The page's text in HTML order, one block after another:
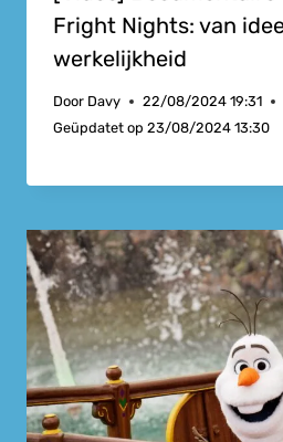
Fright Nights: van
werkelijkheid
Door Davy
22/08/2024 19:31
Geüpdatet op 23/08/2024 13:30